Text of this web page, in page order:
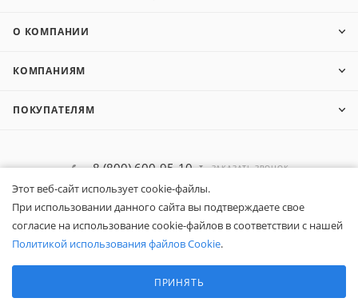
О КОМПАНИИ
КОМПАНИЯМ
ПОКУПАТЕЛЯМ
8 (800) 600-95-10 ЗАКАЗАТЬ ЗВОНОК
zakaz@belapex.ru
г. Москва, ул. Промышленная, д. 11
Этот веб-сайт использует cookie-файлы.
При использовании данного сайта вы подтверждаете свое
согласие на использование cookie-файлов в соответствии с нашей
Политикой использования файлов Cookie.
Аналитические/Функциональные
ПРИНЯТЬ